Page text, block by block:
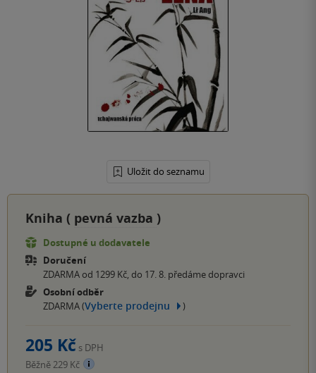
Uložit do seznamu
Kniha ( pevná vazba )
Dostupné u dodavatele
Doručení
ZDARMA od 1299 Kč, do 17. 8. předáme dopravci
Osobní odběr
ZDARMA (Vyberte prodejnu )
205 Kč s DPH
Běžně 229 Kč